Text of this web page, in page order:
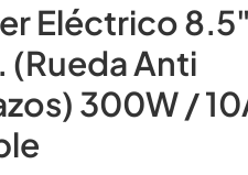
Eléctrico
(Rueda Anti
300W /